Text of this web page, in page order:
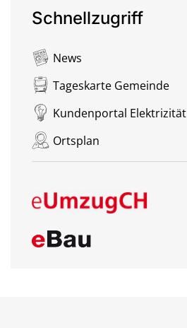
Schnellzugriff
News
Tageskarte Gemeinde
Kundenportal Elektrizität
Ortsplan